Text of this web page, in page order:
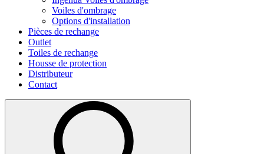
Voiles d'ombrage
Options d'installation
Pièces de rechange
Outlet
Toiles de rechange
Housse de protection
Distributeur
Contact